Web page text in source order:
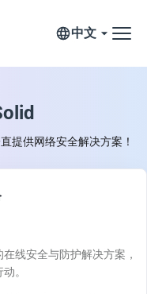
中文
提供网络安全解决方案！
线安全与防护解决方案，
。